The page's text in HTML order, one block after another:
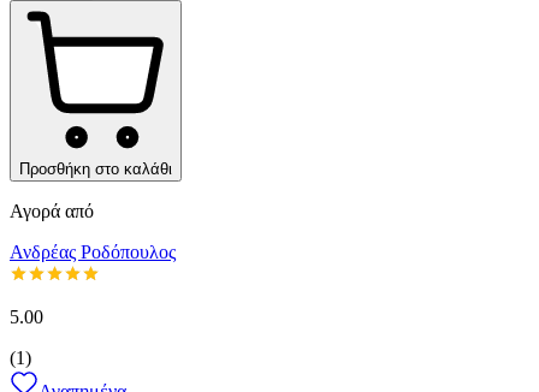
Προσθήκη στο καλάθι
Αγορά από
Ανδρέας Ροδόπουλος
5.00
(1)